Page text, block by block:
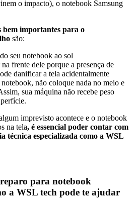
o impacto), o notebook Samsung
bem importantes para o
são:
seu notebook ao sol
frente dele porque a presença de
danificar a tela acidentalmente
não coloque nada no meio e
sua máquina não recebe peso
imprevisto acontece e o notebook
na tela, é essencial poder contar com
técnica especializada como a WSL
para notebook
a WSL tech pode te ajudar